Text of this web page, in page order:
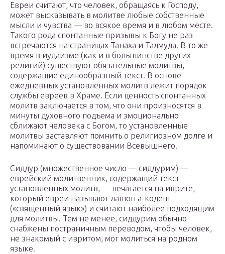
Евреи считают, что человек, обращаясь к Господу,
может высказывать в молитве любые собственные
мысли и чувства — во всякое время и в любом месте.
Такого рода спонтанные призывы к Богу не раз
встречаются на страницах Танаха и Талмуда. В то же
время в иудаизме (как и в большинстве других
религий) существуют обязательные молитвы,
содержащие единообразный текст. В основе
ежедневных установленных молитв лежит порядок
службы евреев в Храме. Если ценность спонтанных
молитв заключается в том, что они произносятся в
минуты духовного подъема и эмоционально
сближают человека с Богом, то установленные
молитвы заставляют помнить о религиозном долге и
напоминают о существовании Всевышнего.
Сиддур (множественное число — сиддурим) —
еврейский молитвенник, содержащий текст
установленных молитв, — печатается на иврите,
который евреи называют лашон а-кодеш
(«священный язык») и считают наиболее подходящим
для молитвы. Тем не менее, сиддурим обычно
снабжены постраничным переводом, чтобы человек,
не знакомый с ивритом, мог молиться на родном
языке.